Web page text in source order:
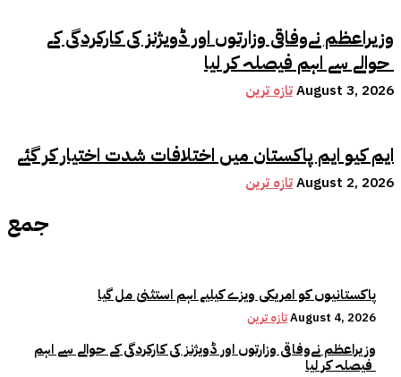
وزیراعظم نےوفاقی وزارتوں اور ڈویژنز کی کارکردگی کے
حوالے سے اہم فیصلہ کر لیا
تازہ ترینAugust 3, 2026
ایم کیو ایم پاکستان میں اختلافات شدت اختیار کر گئے
تازہ ترینAugust 2, 2026
جمع
پاکستانیوں کو امریکی ویزے کیلیے اہم استثنیٰ مل گیا
تازہ ترینAugust 4, 2026
وزیراعظم نےوفاقی وزارتوں اور ڈویژنز کی کارکردگی کے حوالے سے اہم
فیصلہ کر لیا